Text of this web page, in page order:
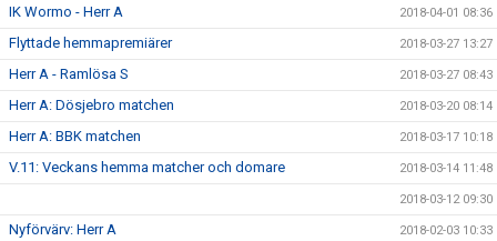
IK Wormo - Herr A 2018-04-01 08:36
Flyttade hemmapremiärer 2018-03-27 13:27
Herr A - Ramlösa S 2018-03-27 08:43
Herr A: Dösjebro matchen 2018-03-20 08:14
Herr A: BBK matchen 2018-03-17 10:18
V.11: Veckans hemma matcher och domare 2018-03-14 11:48
2018-03-12 09:30
Nyförvärv: Herr A 2018-02-03 10:33